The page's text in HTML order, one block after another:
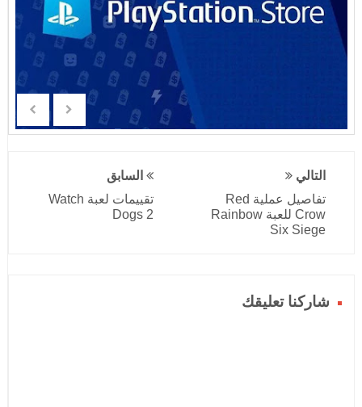
التالي
تفاصيل عملية Red
Crow للعبة Rainbow
Six Siege
السابق
تقييمات لعبة Watch
Dogs 2
شاركنا تعليقك